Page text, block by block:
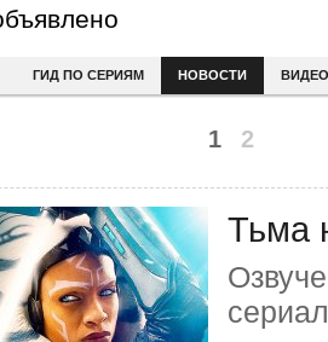
ГИД ПО СЕРИЯМ НОВОСТИ ВИДЕО
1 2
Тьма